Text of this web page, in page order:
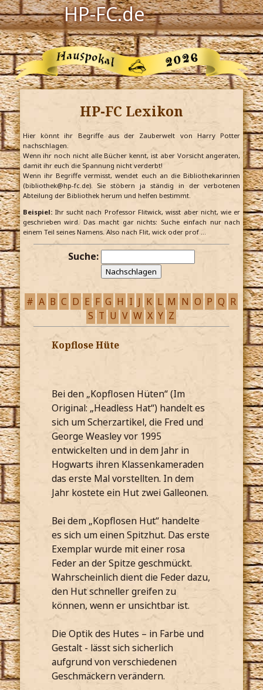
HP-FC.de
Navigation
Harry Potter
Der HP-FC
Hogwarts
Zauberwelt
Willkommen
Jetzt Fanclub-Mitglied werden!
HP-FC Lexikon
Hier könnt ihr Begriffe aus der Zauberwelt von Harry Potter
nachschlagen.
Wenn ihr noch nicht alle Bücher kennt, ist aber Vorsicht angeraten,
damit ihr euch die Spannung nicht verderbt!
Wenn ihr Begriffe vermisst, wendet euch an die Bibliothekarinnen
(bibliothek@hp-fc.de). Sie stöbern ja ständig in der verbotenen
Abteilung der Bibliothek herum und helfen bestimmt.
Beispiel:Ihr sucht nach Professor Flitwick, wisst aber nicht, wie er
geschrieben wird. Das macht gar nichts: Suche einfach nur nach
einem Teil seines Namens. Also nach Flit, wick oder prof …
Suche:
# A B C D E F G H I J K L M N O P Q R
S T U V W X Y Z
Kopflose Hüte
Bei den „Kopflosen Hüten“ (Im
Original: „Headless Hat“) handelt es
sich um Scherzartikel, die Fred und
George Weasley vor 1995
entwickelten und in dem Jahr in
Hogwarts ihren Klassenkameraden
das erste Mal vorstellten. In dem
Jahr kostete ein Hut zwei Galleonen.
Bei dem „Kopflosen Hut“ handelte
es sich um einen Spitzhut. Das erste
Exemplar wurde mit einer rosa
Feder an der Spitze geschmückt.
Wahrscheinlich dient die Feder dazu,
den Hut schneller greifen zu
können, wenn er unsichtbar ist.
Die Optik des Hutes – in Farbe und
Gestalt - lässt sich sicherlich
aufgrund von verschiedenen
Geschmäckern verändern.